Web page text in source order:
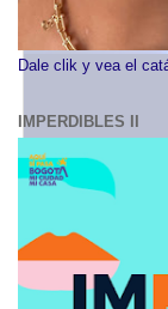
Dale clik y vea el
IMPERDIBLES II